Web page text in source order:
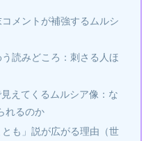
メントが補強するムルシ
読みどころ：刺さる人ほ
えてくるムルシア像：な
れるのか
とも」説が広がる理由（世